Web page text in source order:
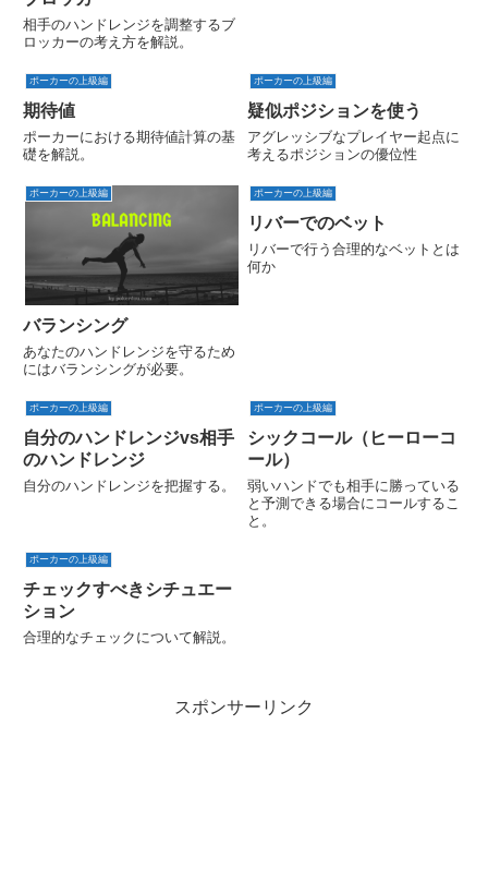
相手のハンドレンジを調整するブ
ロッカーの考え方を解説。
ポーカーの上級編
期待値
ポーカーにおける期待値計算の基
礎を解説。
ポーカーの上級編
疑似ポジションを使う
アグレッシブなプレイヤー起点に
考えるポジションの優位性
ポーカーの上級編
バランシング
あなたのハンドレンジを守るため
にはバランシングが必要。
ポーカーの上級編
リバーでのベット
リバーで行う合理的なベットとは
何か
ポーカーの上級編
自分のハンドレンジvs相手
のハンドレンジ
自分のハンドレンジを把握する。
ポーカーの上級編
シックコール（ヒーローコ
ール）
弱いハンドでも相手に勝っている
と予測できる場合にコールするこ
と。
ポーカーの上級編
チェックすべきシチュエー
ション
合理的なチェックについて解説。
スポンサーリンク